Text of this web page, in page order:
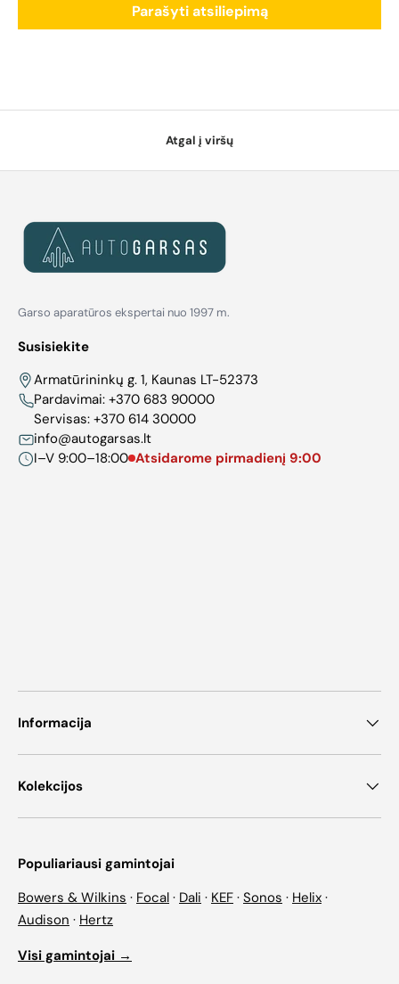
Parašyti atsiliepimą
Atgal į viršų
Garso aparatūros ekspertai nuo 1997 m.
Susisiekite
Armatūrininkų g. 1, Kaunas LT-52373
Pardavimai: +370 683 90000
Servisas: +370 614 30000
info@autogarsas.lt
I–V 9:00–18:00 Atsidarome pirmadienį 9:00
Informacija
Kolekcijos
Populiariausi gamintojai
Bowers & Wilkins · Focal · Dali · KEF · Sonos · Helix ·
Audison · Hertz
Visi gamintojai →